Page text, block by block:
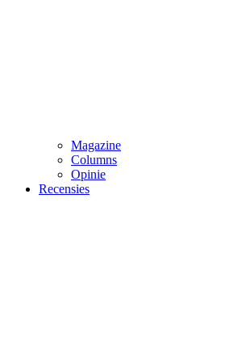
Magazine
Columns
Opinie
Recensies